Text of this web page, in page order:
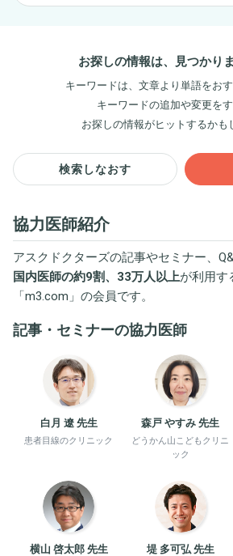
お探しの情報は、見つかり
キーワードは、文章より単語をおす
キーワードの追加や変更をす
お探しの情報がヒットするかも
検索しなおす
協力医師紹介
アスクドクターズの記事やセミナー、
国内医師の約9割、33万人以上が利用す
「m3.com 」の会員です。
記事・セミナーの協力医師
白月 遼 先生
患者目線のクリニック
森戸 やすみ 先生
どうかん山こどもクリニ
ック
横山 啓太郎 先生 堤 多可弘 先生